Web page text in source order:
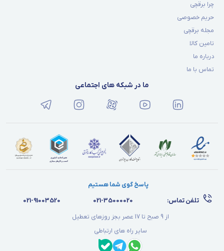
چرا برقچی
حریم خصوصی
مجله برقچی
تامین کالا
درباره ما
تماس با ما
ما در شبکه های اجتماعی
پاسخ گوی شما هستیم
تلفن تماس:
021-35000020
021-91003520
از 9 صبح تا 17 عصر بجز روزهای تعطیل
سایر راه های ارتباطی